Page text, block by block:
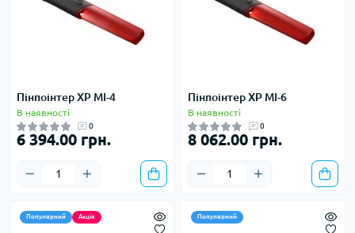
Пінпоінтер XP MI-4
В наявності
0
6 394.00 грн.
Пінпоінтер XP MI-6
В наявності
0
8 062.00 грн.
Популярний Акція Популярний